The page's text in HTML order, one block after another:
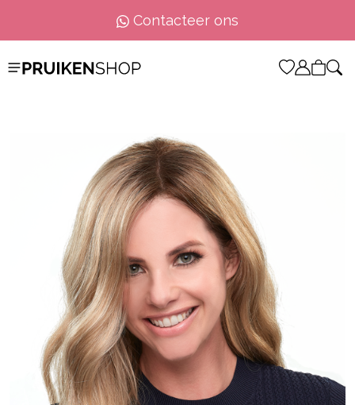
Contacteer ons